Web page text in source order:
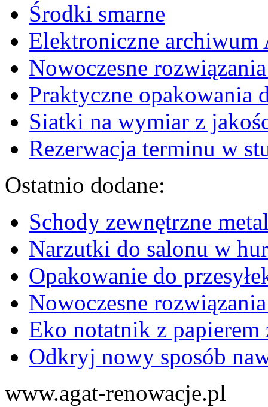
Środki smarne
Elektroniczne
Nowoczesne
Praktyczne opakowania
Siatki na wymiar z
Rezerwacja terminu w
Ostatnio dodane:
Schody zewnętrzne
Narzutki do salonu w
Opakowanie do
Nowoczesne
Eko notatnik z
Odkryj nowy sposób
www.agat-renowacje.pl